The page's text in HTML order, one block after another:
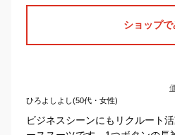
ショップで
ひろよしよし(50代・女性)
ビジネスシーンにもリクルート